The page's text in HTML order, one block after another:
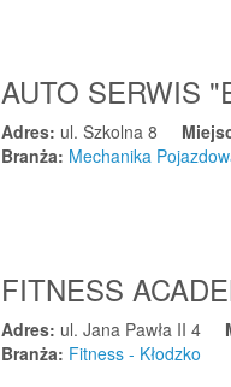
AUTO SERWIS
Adres: ul. Szkolna 8
Branża: Mechanika
FITNESS
Adres: ul. Jana Pawła II 4
Branża: Fitness - Kłodzko